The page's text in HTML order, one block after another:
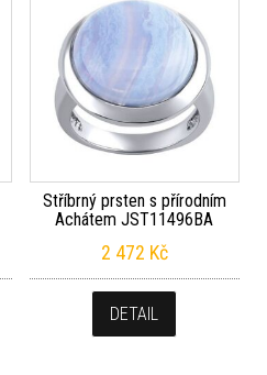
Stříbrný prsten s přírodním
Achátem JST11496BA
2 472 Kč
DETAIL